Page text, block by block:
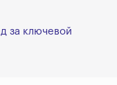
за ключевой